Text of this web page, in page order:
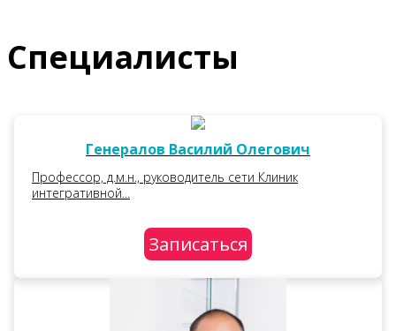
Специалисты
Генералов Василий Олегович
Профессор, д.м.н., руководитель сети Клиник
интегративной...
Записаться